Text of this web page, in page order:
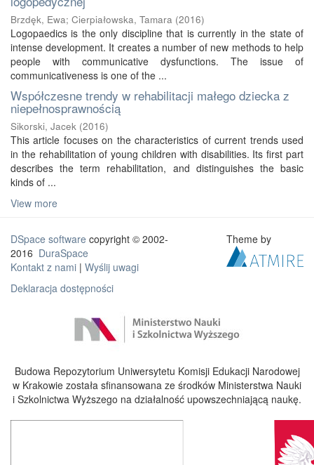
Brzdęk, Ewa; Cierpiałowska, Tamara (2016)
Logopaedics is the only discipline that is currently in the state of
intense development. It creates a number of new methods to help
people with communicative dysfunctions. The issue of
communicativeness is one of the ...
Współczesne trendy w rehabilitacji małego dziecka z
niepełnosprawnością
Sikorski, Jacek (2016)
This article focuses on the characteristics of current trends used
in the rehabilitation of young children with disabilities. Its first part
describes the term rehabilitation, and distinguishes the basic
kinds of ...
View more
DSpace software copyright © 2002-
2016 DuraSpace
Kontakt z nami | Wyślij uwagi
Deklaracja dostępności
Theme by
Budowa Repozytorium Uniwersytetu Komisji Edukacji Narodowej
w Krakowie została sfinansowana ze środków Ministerstwa Nauki
i Szkolnictwa Wyższego na działalność upowszechniającą naukę.